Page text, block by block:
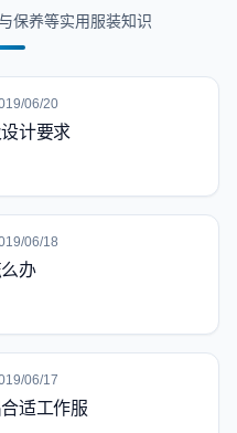
保养等实用服装知识
06/20
计要求
06/18
办
06/17
适工作服